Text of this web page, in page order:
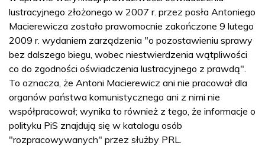
lustracyjnego złożonego w 2007 r. przez posła Antoniego
Macierewicza zostało prawomocnie zakończone 9 lutego
2009 r. wydaniem zarządzenia "o pozostawieniu sprawy
bez dalszego biegu, wobec niestwierdzenia wątpliwości
co do zgodności oświadczenia lustracyjnego z prawdą".
To oznacza, że Antoni Macierewicz ani nie pracował dla
organów państwa komunistycznego ani z nimi nie
współpracował; wynika to również z tego, że informacje o
polityku PiS znajdują się w katalogu osób
"rozpracowywanych" przez służby PRL.